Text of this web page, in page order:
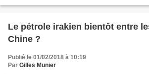
Le pétrole irakien bientôt entre
Chine ?
Publié le 01/02/2018 à 10:19
Par Gilles Munier